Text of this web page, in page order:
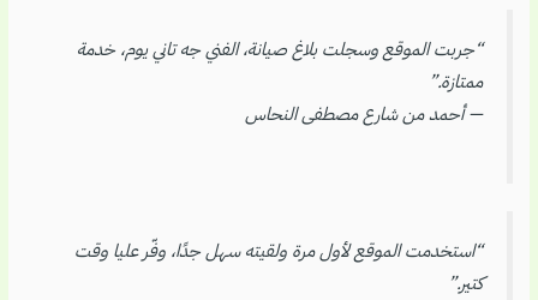
“جربت الموقع وسجلت بلاغ صيانة، الفني جه تاني يوم، خدمة
ممتازة.”
— أحمد من شارع مصطفى النحاس
“استخدمت الموقع لأول مرة ولقيته سهل جدًا، وفّر عليا وقت
كتير.”